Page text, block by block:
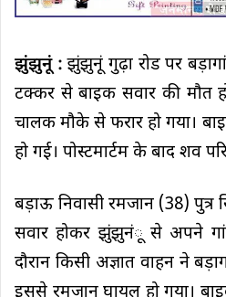
झुंझुनूं : झुंझुनूं गुढ़ा रोड पर
टक्कर से बाइक सवार की मौत
चालक मौके से फरार हो गया।
हो गई। पोस्टमार्टम के बाद शव
बड़ाऊ निवासी रमजान (38) पुत्र
सवार होकर झुंझुनंू से अपने
दौरान किसी अज्ञात वाहन ने